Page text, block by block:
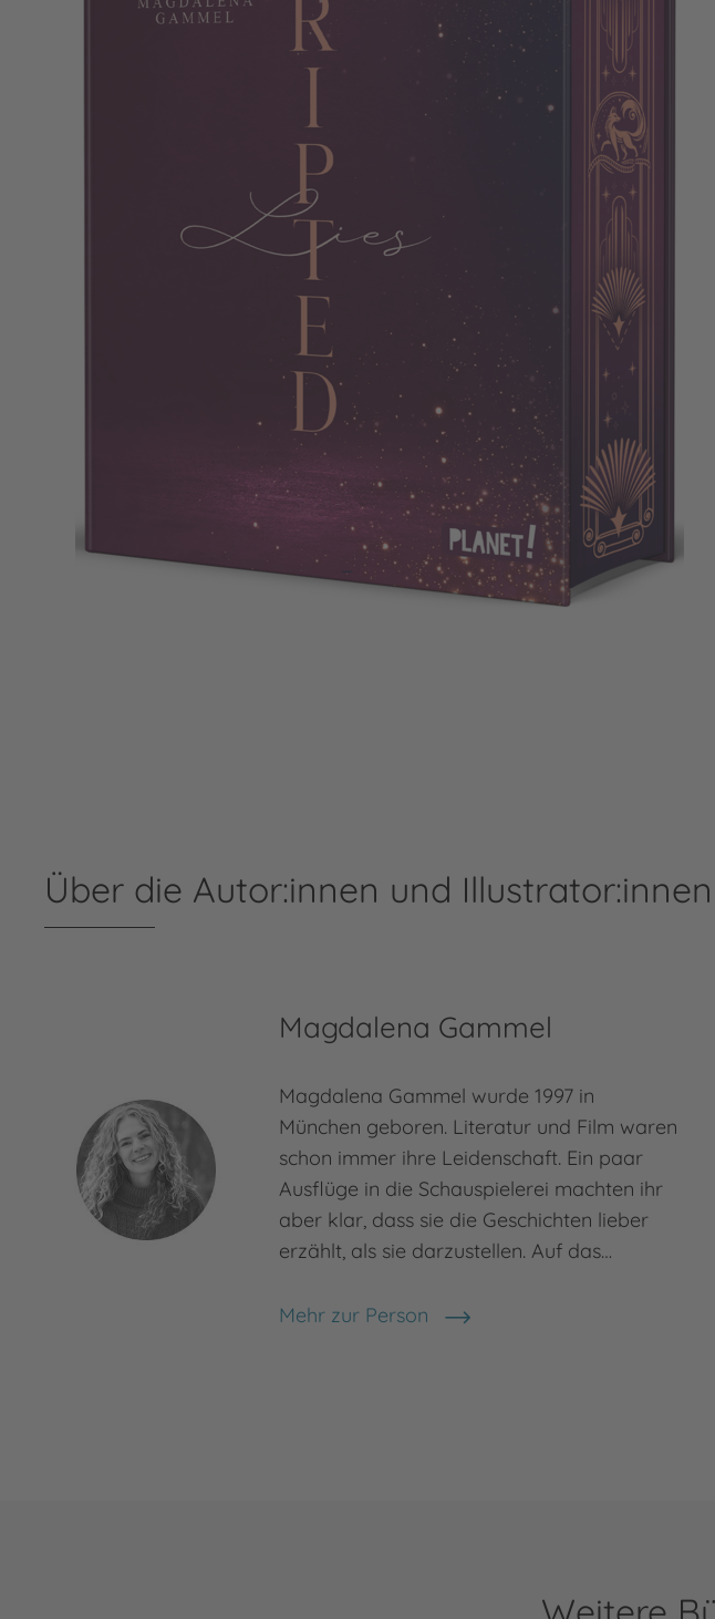
Über die Autor:innen und Illustrator:innen
Magdalena Gammel
Magdalena Gammel wurde 1997 in
München geboren. Literatur und Film waren
schon immer ihre Leidenschaft. Ein paar
Ausflüge in die Schauspielerei machten ihr
aber klar, dass sie die Geschichten lieber
erzählt, als sie darzustellen. Auf das…
Mehr zur Person
Magdalena Gammel